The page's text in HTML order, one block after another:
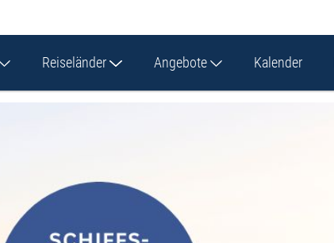
Reiseländer Angebote Kalender